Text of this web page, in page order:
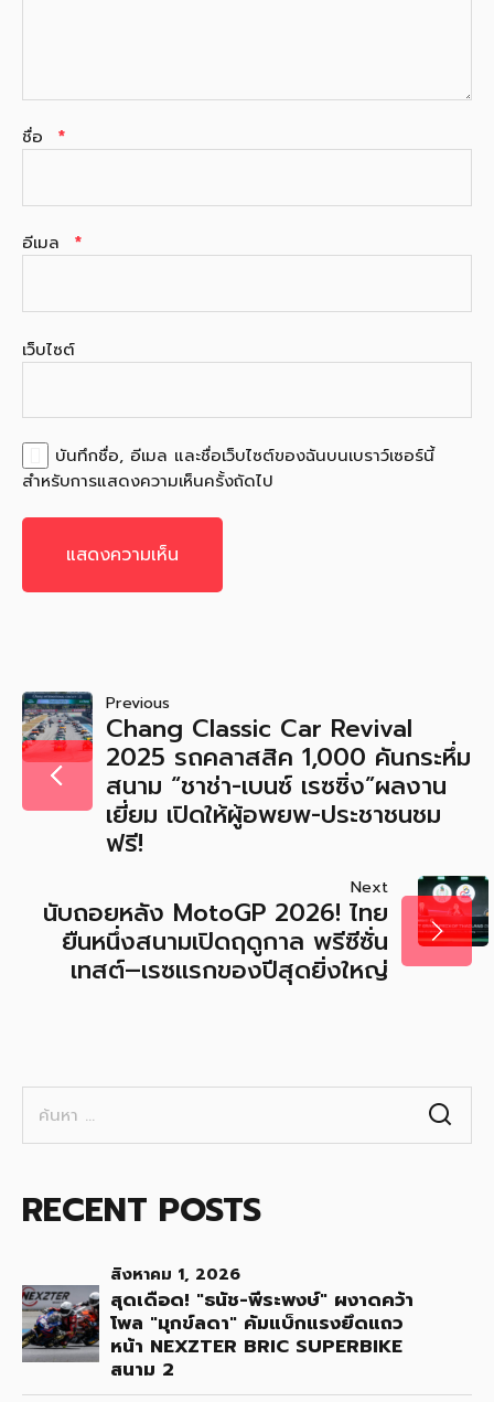
ชื่อ *
อีเมล *
เว็บไซต์
บันทึกชื่อ, อีเมล และชื่อเว็บไซต์ของฉันบนเบราว์เซอร์นี้
สำหรับการแสดงความเห็นครั้งถัดไป
แนะแนว
เรื่อง
Previous
Chang Classic Car Revival
2025 รถคลาสสิค 1,000 คันกระหึ่ม
สนาม “ชาช่า-เบนซ์ เรซซิ่ง”ผลงาน
เยี่ยม เปิดให้ผู้อพยพ-ประชาชนชม
ฟรี!
Next
นับถอยหลัง MotoGP 2026! ไทย
ยืนหนึ่งสนามเปิดฤดูกาล พรีซีซั่น
เทสต์–เรซแรกของปีสุดยิ่งใหญ่
สำหรับ:
RECENT POSTS
สิงหาคม 1, 2026
สุดเดือด! "ธนัช-พีระพงษ์" ผงาดคว้า
โพล "มุกข์ลดา" คัมแบ็กแรงยึดแถว
หน้า NEXZTER BRIC SUPERBIKE
สนาม 2